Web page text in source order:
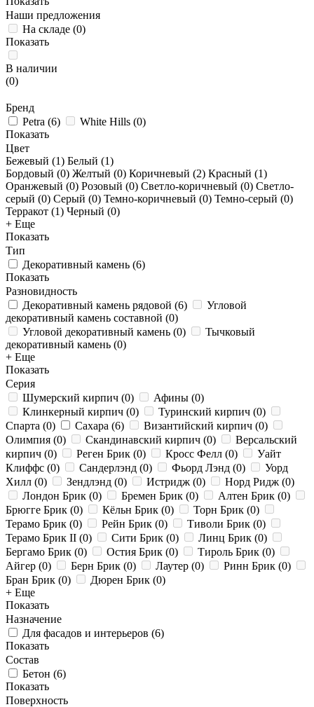
Наши предложения
На складе (0)
Показать
В наличии
(0)
Бренд
Petra (6) White Hills (0)
Показать
Цвет
Бежевый (1) Белый (1)
Бордовый (0) Желтый (0) Коричневый (2) Красный (1)
Оранжевый (0) Розовый (0) Светло-коричневый (0) Светло-
серый (0) Серый (0) Темно-коричневый (0) Темно-серый (0)
Терракот (1) Черный (0)
+ Еще
Показать
Тип
Декоративный камень (6)
Показать
Разновидность
Декоративный камень рядовой (6)
Угловой
декоративный камень составной (0)
Угловой декоративный камень (0)
Тычковый
декоративный камень (0)
+ Еще
Показать
Серия
Шумерский кирпич (0) Афины (0)
Клинкерный кирпич (0) Туринский кирпич (0)
Спарта (0) Сахара (6) Византийский кирпич (0)
Олимпия (0) Скандинавский кирпич (0)
Версальский
кирпич (0) Реген Брик (0) Кросс Фелл (0)
Уайт
Клиффс (0) Сандерлэнд (0) Фьорд Лэнд (0)
Уорд
Хилл (0) Зендлэнд (0) Истридж (0) Норд Ридж (0)
Лондон Брик (0) Бремен Брик (0) Алтен Брик (0)
Брюгге Брик (0) Кёльн Брик (0) Торн Брик (0)
Терамо Брик (0) Рейн Брик (0) Тиволи Брик (0)
Терамо Брик II (0) Сити Брик (0) Линц Брик (0)
Бергамо Брик (0) Остия Брик (0) Тироль Брик (0)
Айгер (0) Берн Брик (0) Лаутер (0) Ринн Брик (0)
Бран Брик (0) Дюрен Брик (0)
+ Еще
Показать
Назначение
Для фасадов и интерьеров (6)
Показать
Состав
Бетон (6)
Показать
Поверхность